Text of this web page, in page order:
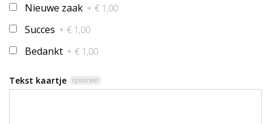
Nieuwe zaak + € 1,00
Succes + € 1,00
Bedankt + € 1,00
Tekst kaartje optioneel